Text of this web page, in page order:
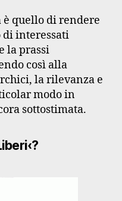
è quello di rendere
di interessati
la prassi
così alla
la rilevanza e
modo in
sottostimata.